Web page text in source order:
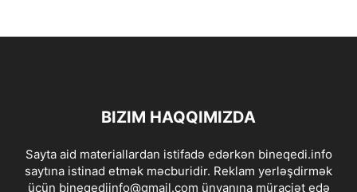
BIZIM HAQQIMIZDA
Sayta aid materiallardan istifadə edərkən bineqedi.info
saytına istinad etmək məcburidir. Reklam yerləşdirmək
üçün bineqediinfo@gmail.com ünvanına müraciət edə